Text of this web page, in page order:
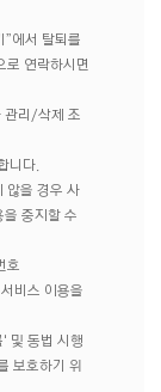
”에서 탈퇴를
로 연락하시면
관리/삭제 조
니다.
않을 경우 사
중지할 수
호
비스 이용을
및 동법 시행
보호하기 위